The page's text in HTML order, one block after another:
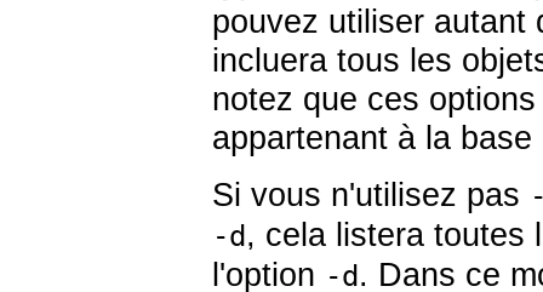
pouvez utiliser autant
incluera tous les
notez que ces
appartenant à la
Si vous n'utilisez pas
-d, cela listera toutes
l'option -d. Dans ce